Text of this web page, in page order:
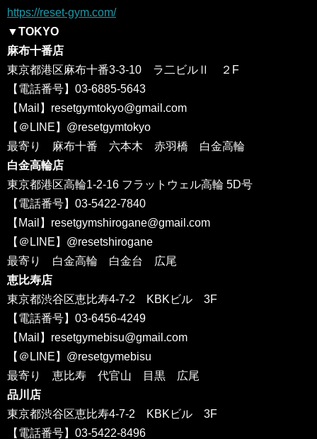
https://reset-gym.com/
▼TOKYO
麻布十番店
東京都港区麻布十番3-3-10 ラ二ビルⅡ ２F
【電話番号】03-6885-5643
【Mail】resetgymtokyo@gmail.com
【＠LINE】@resetgymtokyo
最寄り 麻布十番 六本木 赤羽橋 白金高輪
白金高輪店
東京都港区高輪1-2-16 フラットウェル高輪 5D号
【電話番号】03-5422-7840
【Mail】resetgymshirogane@gmail.com
【＠LINE】@resetshirogane
最寄り 白金高輪 白金台 広尾
恵比寿店
東京都渋谷区恵比寿4-7-2 KBKビル 3F
【電話番号】03-6456-4249
【Mail】resetgymebisu@gmail.com
【＠LINE】@resetgymebisu
最寄り 恵比寿 代官山 目黒 広尾
品川店
東京都渋谷区恵比寿4-7-2 KBKビル 3F
【電話番号】03-5422-8496